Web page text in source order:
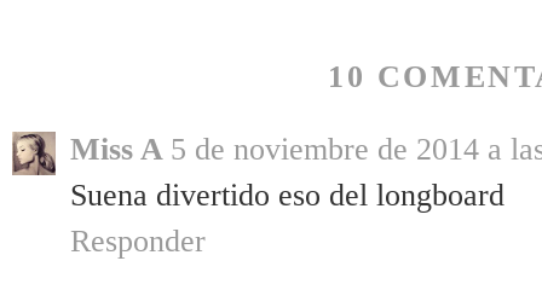
10
Miss A 5 de noviembre de 2014 a
Suena divertido eso del longboard
Responder